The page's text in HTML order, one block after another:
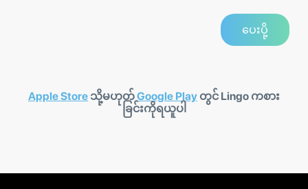
Apple Store သို့မဟုတ်Google Play တွင် Lingo ကစား
ခြင်းကိုရယူပါ